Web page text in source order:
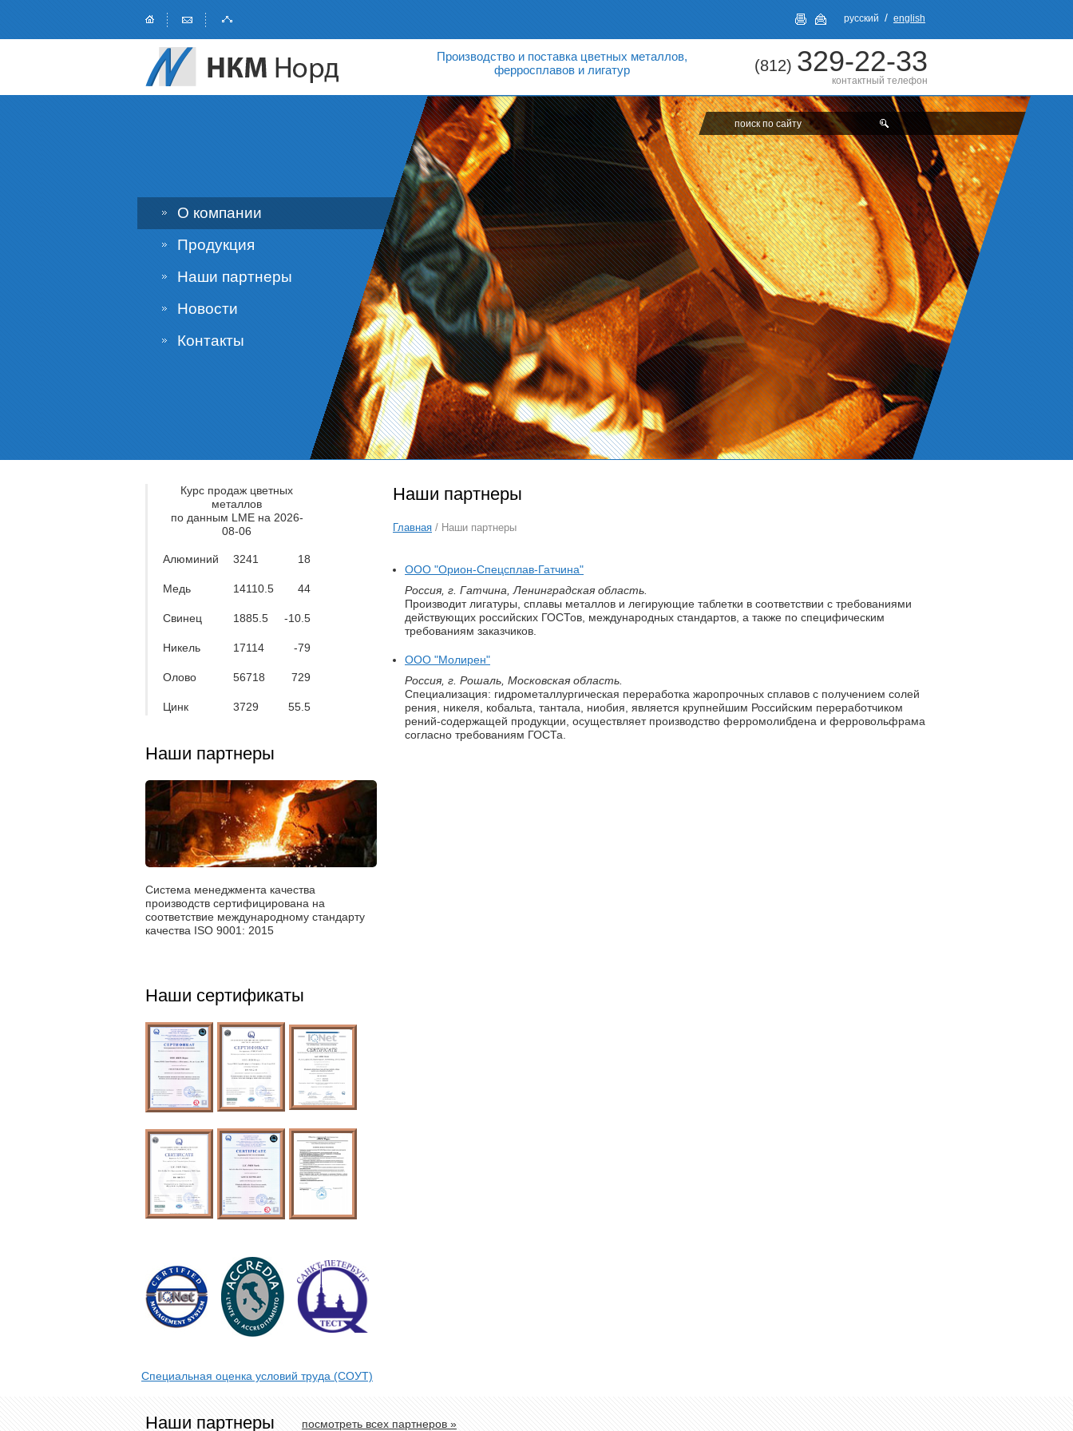
русский / english
(812) 329-22-33
контактный телефон
Производство и поставка цветных металлов,
ферросплавов и лигатур
О компании
Продукция
Наши партнеры
Новости
Контакты
Наши партнеры
Главная / Наши партнеры
ООО "Орион-Спецсплав-Гатчина"
Россия, г. Гатчина, Ленинградская область.
Производит лигатуры, сплавы металлов и легирующие таблетки в соответствии с требованиями
действующих российских ГОСТов, международных стандартов, а также по специфическим
требованиям заказчиков.
ООО "Молирен"
Россия, г. Рошаль, Московская область.
Специализация: гидрометаллургическая переработка жаропрочных сплавов с получением солей
рения, никеля, кобальта, тантала, ниобия, является крупнейшим Российским переработчиком
рений-содержащей продукции, осуществляет производство ферромолибдена и ферровольфрама
согласно требованиям ГОСТа.
Курс продаж цветных
металлов
по данным LME на 2026-
08-06
Алюминий 3241 18
Медь 14110.5 44
Свинец 1885.5 -10.5
Никель 17114 -79
Олово 56718 729
Цинк 3729 55.5
Наши партнеры
Система менеджмента качества
производств сертифицирована на
соответствие международному стандарту
качества ISO 9001: 2015
Наши сертификаты
Специальная оценка условий труда (СОУТ)
Наши партнеры посмотреть всех партнеров »